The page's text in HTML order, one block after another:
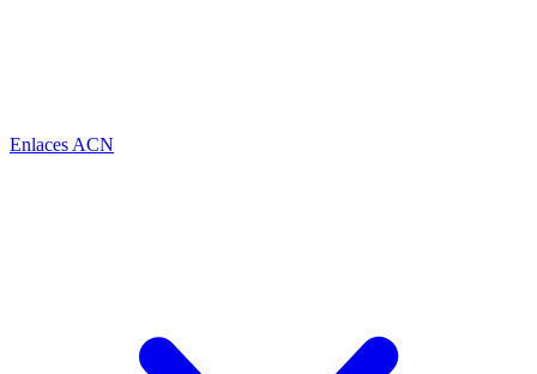
Enlaces ACN